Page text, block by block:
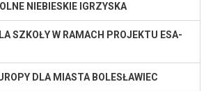
NIEBIESKIE IGRZYSKA
SZKOŁY W RAMACH PROJEKTU ESA-
DLA MIASTA BOLESŁAWIEC